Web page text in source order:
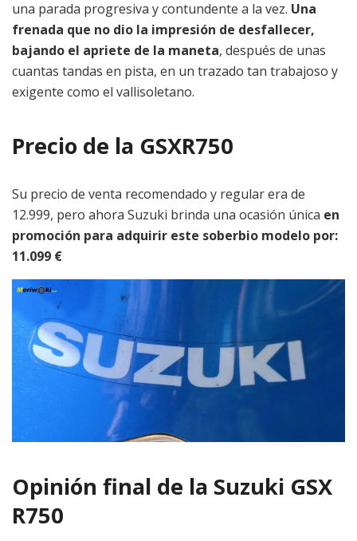
una parada progresiva y contundente a la vez. Una
frenada que no dio la impresión de desfallecer,
bajando el apriete de la maneta, después de unas
cuantas tandas en pista, en un trazado tan trabajoso y
exigente como el vallisoletano.
Precio de la GSXR750
Su precio de venta recomendado y regular era de
12.999, pero ahora Suzuki brinda una ocasión única en
promoción para adquirir este soberbio modelo por:
11.099 €
Opinión final de la Suzuki GSX
R750